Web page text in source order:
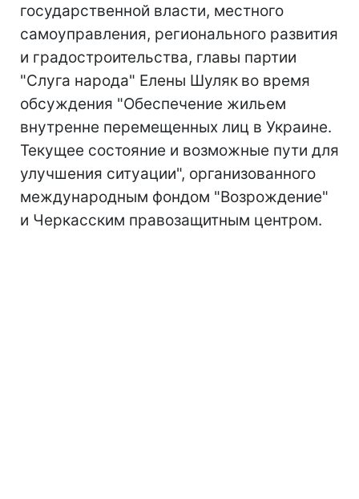
государственной власти, местного
самоуправления, регионального развития
и градостроительства, главы партии
"Слуга народа" Елены Шуляк во время
обсуждения "Обеспечение жильем
внутренне перемещенных лиц в Украине.
Текущее состояние и возможные пути для
улучшения ситуации", организованного
международным фондом "Возрождение"
и Черкасским правозащитным центром.